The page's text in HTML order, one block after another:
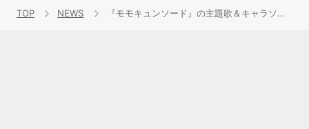
TOP NEWS 『モモキュンソード』の主題歌＆キャラソン挿入歌を1枚にまとめたボーカル・アルバムが10月1日に発売！